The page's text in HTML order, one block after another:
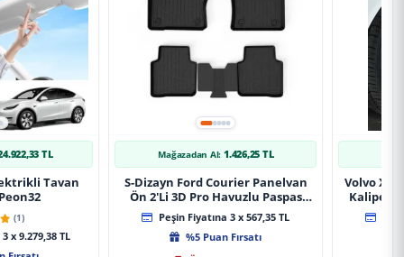
TL
Tavan
(1)
x 9.279,38 TL
Mağazadan Al: 1.426,25 TL
S-Dizayn Ford Courier Panelvan
Ön 2'Li 3D Pro Havuzlu Paspas
2014-2024 A+ Kalite
Peşin Fiyatına 3 x 567,35 TL
%5 Puan Fırsatı
Volvo
Kaliper